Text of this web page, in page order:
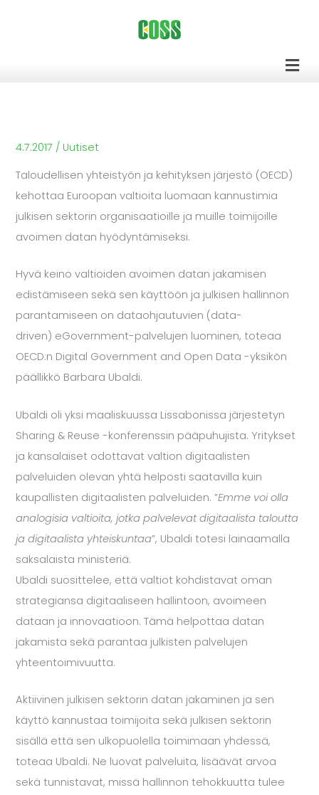
4.7.2017 / Uutiset
Taloudellisen yhteistyön ja kehityksen järjestö (OECD)
kehottaa Euroopan valtioita luomaan kannustimia
julkisen sektorin organisaatioille ja muille toimijoille
avoimen datan hyödyntämiseksi.
Hyvä keino valtioiden avoimen datan jakamisen
edistämiseen sekä sen käyttöön ja julkisen hallinnon
parantamiseen on dataohjautuvien (data-
driven) eGovernment-palvelujen luominen, toteaa
OECD:n Digital Government and Open Data -yksikön
päällikkö Barbara Ubaldi.
Ubaldi oli yksi maaliskuussa Lissabonissa järjestetyn
Sharing & Reuse -konferenssin pääpuhujista. Yritykset
ja kansalaiset odottavat valtion digitaalisten
palveluiden olevan yhtä helposti saatavilla kuin
kaupallisten digitaalisten palveluiden. ”Emme voi olla
analogisia valtioita, jotka palvelevat digitaalista taloutta
ja digitaalista yhteiskuntaa”, Ubaldi totesi lainaamalla
saksalaista ministeriä.
Ubaldi suosittelee, että valtiot kohdistavat oman
strategiansa digitaaliseen hallintoon, avoimeen
dataan ja innovaatioon. Tämä helpottaa datan
jakamista sekä parantaa julkisten palvelujen
yhteentoimivuutta.
Aktiivinen julkisen sektorin datan jakaminen ja sen
käyttö kannustaa toimijoita sekä julkisen sektorin
sisällä että sen ulkopuolella toimimaan yhdessä,
toteaa Ubaldi. Ne luovat palveluita, lisäävät arvoa
sekä tunnistavat, missä hallinnon tehokkuutta tulee